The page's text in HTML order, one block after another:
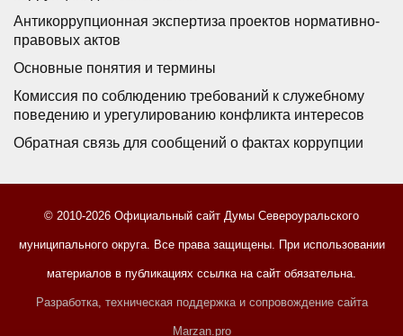
Антикоррупционная экспертиза проектов нормативно-
правовых актов
Основные понятия и термины
Комиссия по соблюдению требований к служебному
поведению и урегулированию конфликта интересов
Обратная связь для сообщений о фактах коррупции
© 2010-2026 Официальный сайт Думы Североуральского
муниципального округа. Все права защищены. При использовании
материалов в публикациях ссылка на сайт обязательна.
Разработка, техническая поддержка и сопровождение сайта
Marzan.pro